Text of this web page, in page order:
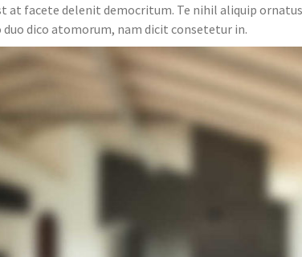
at facete delenit democritum. Te nihil aliquip
dico atomorum, nam dicit consetetur in.